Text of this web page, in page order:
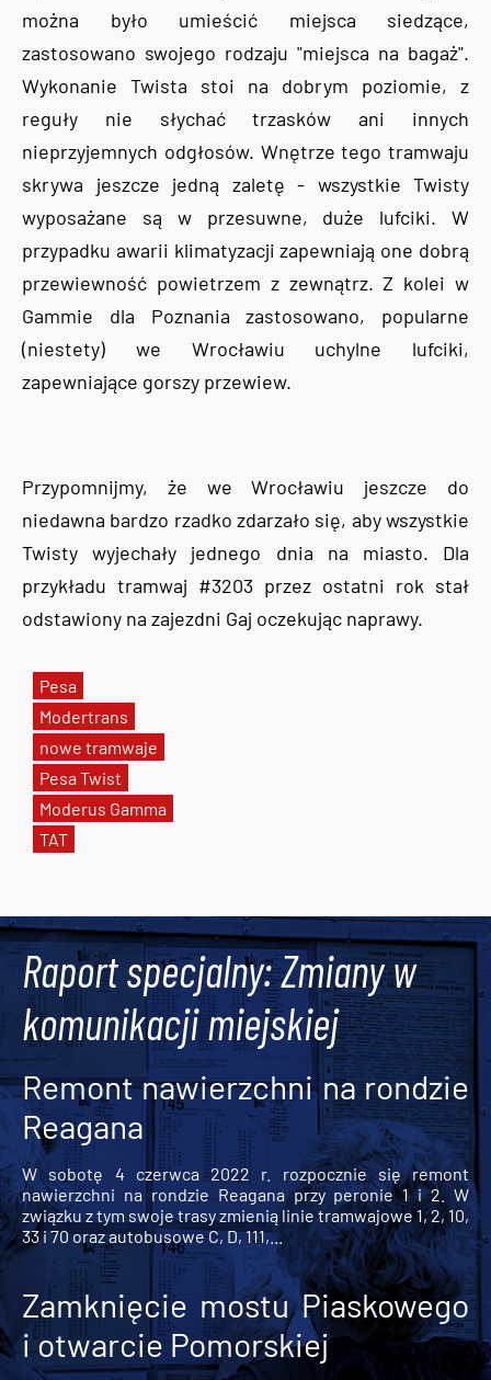
Pesa
Modertrans
nowe tramwaje
Pesa Twist
Moderus Gamma
TAT
można było umieścić miejsca siedzące,
zastosowano swojego rodzaju "miejsca na bagaż".
Wykonanie Twista stoi na dobrym poziomie, z
reguły nie słychać trzasków ani innych
nieprzyjemnych odgłosów. Wnętrze tego tramwaju
skrywa jeszcze jedną zaletę - wszystkie Twisty
wyposażane są w przesuwne, duże lufciki. W
przypadku awarii klimatyzacji zapewniają one dobrą
przewiewność powietrzem z zewnątrz. Z kolei w
Gammie dla Poznania zastosowano, popularne
(niestety) we Wrocławiu uchylne lufciki,
zapewniające gorszy przewiew.
Przypomnijmy, że we Wrocławiu jeszcze do
niedawna bardzo rzadko zdarzało się, aby wszystkie
Twisty wyjechały jednego dnia na miasto. Dla
przykładu tramwaj #3203 przez ostatni rok stał
odstawiony na zajezdni Gaj oczekując naprawy.
Raport specjalny: Zmiany w
komunikacji miejskiej
Remont nawierzchni na rondzie
Reagana
W sobotę 4 czerwca 2022 r. rozpocznie się remont
nawierzchni na rondzie Reagana przy peronie 1 i 2. W
związku z tym swoje trasy zmienią linie tramwajowe 1, 2, 10,
33 i 70 oraz autobusowe C, D, 111,...
Zamknięcie mostu Piaskowego
i otwarcie Pomorskiej